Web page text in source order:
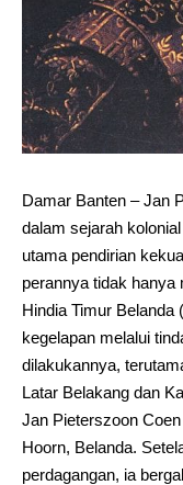
Damar Banten – Jan
dalam sejarah
utama pendirian
perannya tidak hanya
Hindia Timur Belanda
kegelapan melalui
dilakukannya,
Latar Belakang dan
Jan Pieterszoon
Hoorn, Belanda.
perdagangan, ia